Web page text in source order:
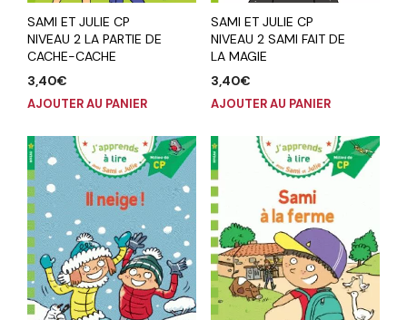
SAMI ET JULIE CP
NIVEAU 2 LA PARTIE DE
CACHE-CACHE
3,40€
AJOUTER AU PANIER
SAMI ET JULIE CP
NIVEAU 2 SAMI FAIT DE
LA MAGIE
3,40€
AJOUTER AU PANIER